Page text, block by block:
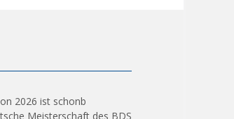
2026 ist schonb
Meisterschaft des BDS